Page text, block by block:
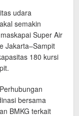
udara
semakin
Super Air
Jakarta–Sampit
180 kursi
bersama
BMKG terkait